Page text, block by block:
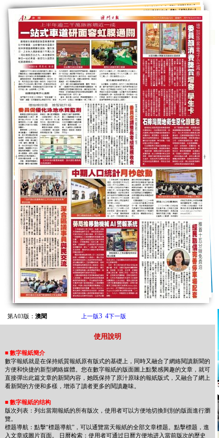
使用說明
■ 數字報紙簡介
數字報紙就是在保持紙質報紙原有版式的基礎上，同時又融合了網絡閱讀新聞的
方便和快捷的新型網絡媒體。您在數字報紙的版面圖上點繫感興趣的文章，就可
直接彈出此篇文章的新聞內容，她既保持了原汁原味的報紙版式，又融合了網上
看新聞的方便和多樣，增添了讀者更多的閱讀趣味。
■ 數字報紙的结构
版次列表：列出當期報紙的所有版次，使用者可以方便地切換到別的版面進行瀏
覽。
標题導航：點擊“標题導航”，可以通覽當天報紙的全部文章標题。點擊標题，進
入文章或圖片頁面。 日曆检索：使用者可通过日曆方便地进入當前版次的歷史
第A03版： 澳聞 上一版3 4下一版